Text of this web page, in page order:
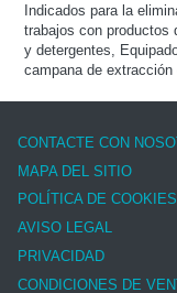
Indicados para la
trabajos con productos
y detergentes,
campana de
CONTACTE CON
MAPA DEL SITIO
POLÍTICA DE COOKIES
AVISO LEGAL
PRIVACIDAD
CONDICIONES DE